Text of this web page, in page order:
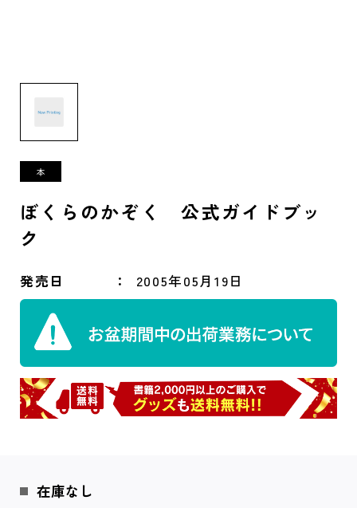
ぼくらのかぞく 公式ガイドブッ
ク
発売日 2005年05月19日
在庫なし